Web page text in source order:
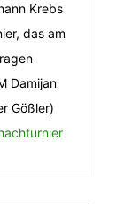
Krebs
das am
Damijan
Gößler)